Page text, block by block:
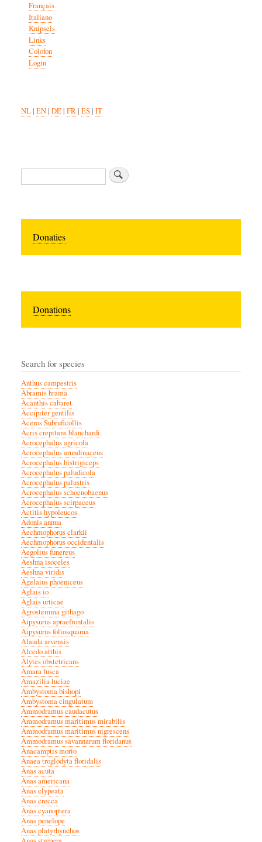
Français
Italiano
Knipsels
Links
Colofon
Login
NL| EN| DE| FR| ES| IT
Search
Donaties
Donations
Search for species
Anthus campestris
Abramis brama
Acanthis cabaret
Accipiter gentilis
Aceros Subruficollis
Acris crepitans blanchardi
Acrocephalus agricola
Acrocephalus arundinaceus
Acrocephalus bistrigiceps
Acrocephalus paludicola
Acrocephalus palustris
Acrocephalus schoenobaenus
Acrocephalus scirpaceus
Actitis hypoleucos
Adonis annua
Aechmophorus clarkii
Aechmophorus occidentalis
Aegolius funereus
Aeshna isoceles
Aeshna viridis
Agelaius phoeniceus
Aglais io
Aglais urticae
Agrostemma githago
Aipysurus apraefrontalis
Aipysurus foliosquama
Alauda arvensis
Alcedo atthis
Alytes obstetricans
Amara fusca
Amazilia luciae
Ambystoma bishopi
Ambystoma cingulatum
Ammodramus caudacutus
Ammodramus maritimus mirabilis
Ammodramus maritimus nigrescens
Ammodramus savannarum floridanus
Anacamptis morio
Anaea troglodyta floridalis
Anas acuta
Anas americana
Anas clypeata
Anas crecca
Anas cyanoptera
Anas penelope
Anas platyrhynchos